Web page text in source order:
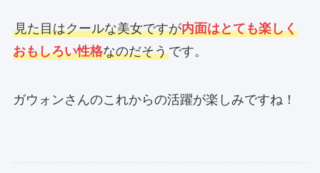
見た目はクールな美女ですが内面はとても楽しく
おもしろい性格なのだそうです。
ガウォンさんのこれからの活躍が楽しみですね！